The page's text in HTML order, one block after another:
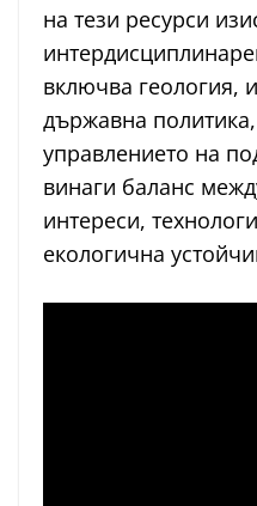
на тези ресурси
включва геология,
държавна
управлението на
винаги баланс
интереси,
екологична